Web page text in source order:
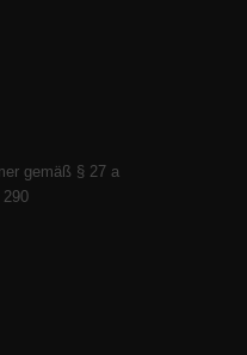
gemäß § 27 a